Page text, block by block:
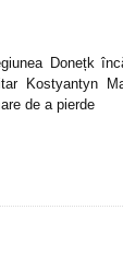
Donețk
Kostyantyn
de a pierde